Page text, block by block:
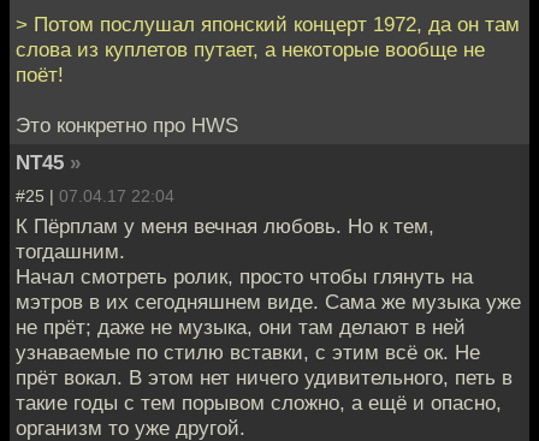
> Потом послушал японский концерт 1972, да он там
слова из куплетов путает, а некоторые вообще не
поёт!
Это конкретно про HWS
NT45 »
#25 | 07.04.17 22:04
К Пёрплам у меня вечная любовь. Но к тем,
тогдашним.
Начал смотреть ролик, просто чтобы глянуть на
мэтров в их сегодняшнем виде. Сама же музыка уже
не прёт; даже не музыка, они там делают в ней
узнаваемые по стилю вставки, с этим всё ок. Не
прёт вокал. В этом нет ничего удивительного, петь в
такие годы с тем порывом сложно, а ещё и опасно,
организм то уже другой.